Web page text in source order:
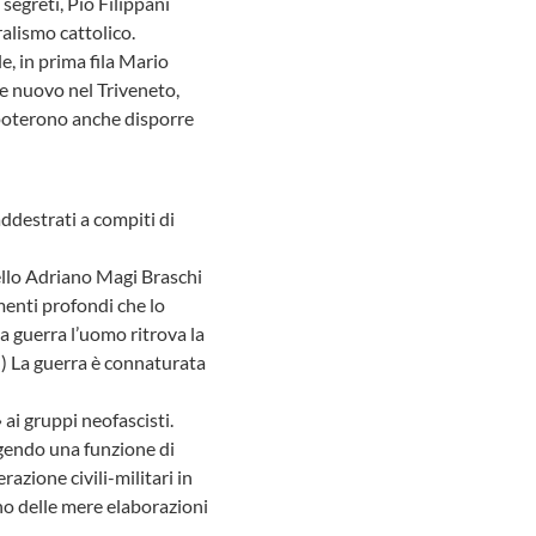
cattolico.
in prima fila Mario
nuovo nel Triveneto,
anche disporre
a compiti di
Adriano Magi Braschi
profondi che lo
guerra l’uomo ritrova la
La guerra è connaturata
gruppi neofascisti.
una funzione di
civili-militari in
delle mere elaborazioni